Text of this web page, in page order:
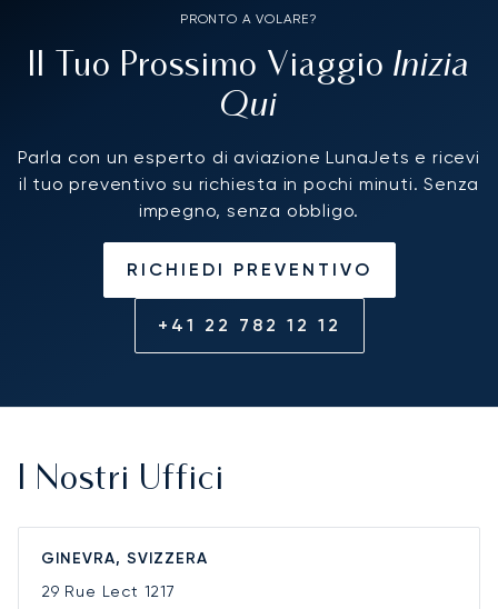
PRONTO A VOLARE?
Il Tuo Prossimo Viaggio Inizia
Qui
Parla con un esperto di aviazione LunaJets e ricevi
il tuo preventivo su richiesta in pochi minuti. Senza
impegno, senza obbligo.
RICHIEDI PREVENTIVO
+41 22 782 12 12
I Nostri Uffici
GINEVRA, SVIZZERA
29 Rue Lect 1217